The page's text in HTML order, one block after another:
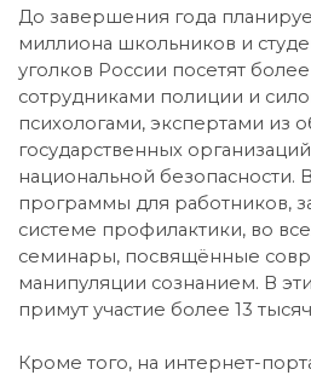
До завершения года
миллиона школьников и
уголков России посетят
сотрудниками полиции и
психологами, экспертами из
государственных
национальной безопасности.
программы для работников,
системе профилактики, во
семинары, посвящённые
манипуляции сознанием. В
примут участие более 13
Кроме того, на интернет-